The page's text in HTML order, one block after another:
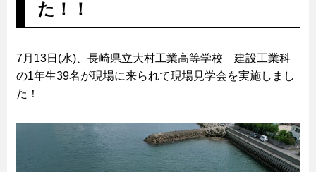
た！！
7月13日(水)、長崎県立大村工業高等学校 建設工業科
の1年生39名が現場に来られて現場見学会を実施しまし
た！